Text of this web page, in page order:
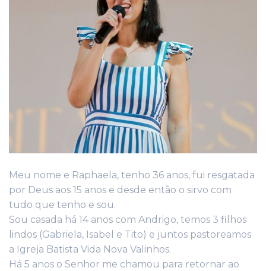
Meu nome e Raphaela, tenho 36 anos, fui resgatada
por Deus aos 15 anos e desde então o sirvo com
tudo que tenho e sou.
Sou casada há 14 anos com Andrigo, temos 3 filhos
lindos (Gabriela, Isabel e Tito) e juntos pastoreamos
a Igreja Batista Vida Nova Valinhos.
Há 5 anos o Senhor me chamou para retornar ao